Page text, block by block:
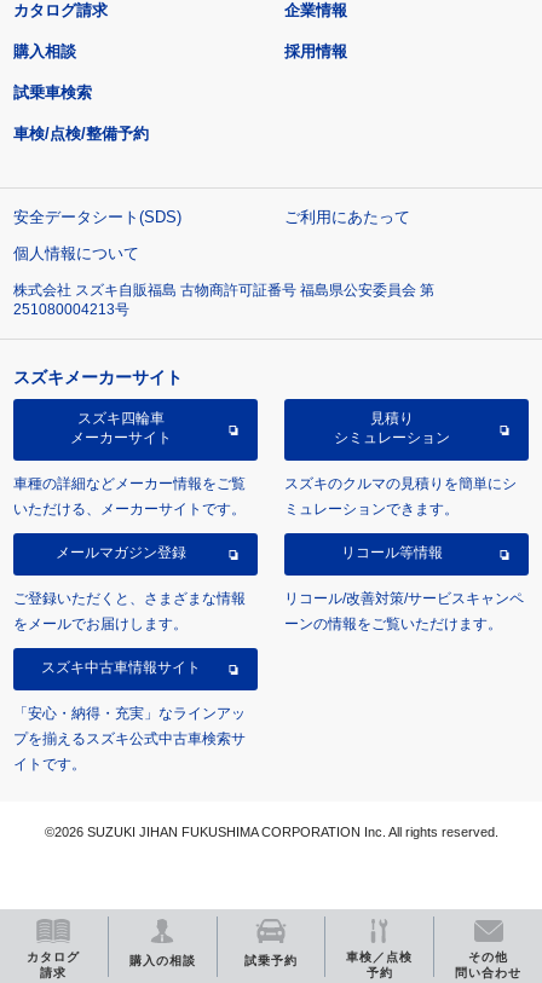
カタログ
請求
購入の相談 試乗予約
車検／点検
予約
その他
問い合わせ
カタログ請求
購入相談
試乗車検索
車検/点検/整備予約
企業情報
採用情報
安全データシート(SDS)
ご利用にあたって
個人情報について
株式会社 スズキ自販福島 古物商許可証番号 福島県公安委員会 第
251080004213号
スズキメーカーサイト
スズキ四輪車
メーカーサイト
車種の詳細などメーカー情報をご覧
いただける、メーカーサイトです。
見積り
シミュレーション
スズキのクルマの見積りを簡単にシ
ミュレーションできます。
メールマガジン登録
ご登録いただくと、さまざまな情報
をメールでお届けします。
リコール等情報
リコール/改善対策/サービスキャンペ
ーンの情報をご覧いただけます。
スズキ中古車情報サイト
「安心・納得・充実」なラインアッ
プを揃えるスズキ公式中古車検索サ
イトです。
©2026 SUZUKI JIHAN FUKUSHIMA CORPORATION Inc. All rights reserved.